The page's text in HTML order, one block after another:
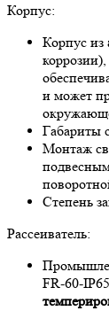
Корпус:
Корпус из
и может
Габариты
Монтаж
Степень
Рассеиватель:
FR-60-